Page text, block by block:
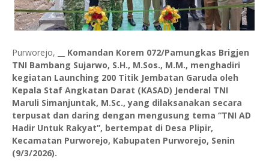
Purworejo, __ Komandan Korem 072/Pamungkas Brigjen
TNI Bambang Sujarwo, S.H., M.Sos., M.M., menghadiri
kegiatan Launching 200 Titik Jembatan Garuda oleh
Kepala Staf Angkatan Darat (KASAD) Jenderal TNI
Maruli Simanjuntak, M.Sc., yang dilaksanakan secara
terpusat dan daring dengan mengusung tema “TNI AD
Hadir Untuk Rakyat”, bertempat di Desa Plipir,
Kecamatan Purworejo, Kabupaten Purworejo, Senin
(9/3/2026).